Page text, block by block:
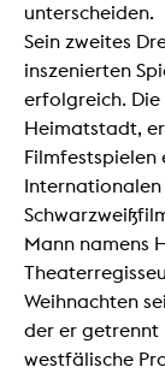
unterscheiden.
Sein zweites
inszenierten
erfolgreich. Die
Heimatstadt,
Filmfestspielen
Internationalen
Mann namens
Weihnachten
der er getrennt
westfälische